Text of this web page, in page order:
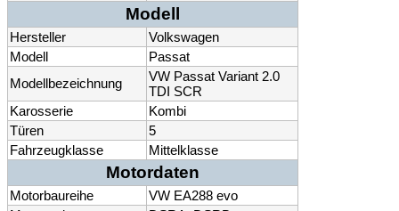
Modell
Hersteller
Volkswagen
Modell
Passat
Modellbezeichnung
VW Passat Variant 2.0
TDI SCR
Karosserie
Kombi
Türen
5
Fahrzeugklasse
Mittelklasse
Motordaten
Motorbaureihe
VW EA288 evo